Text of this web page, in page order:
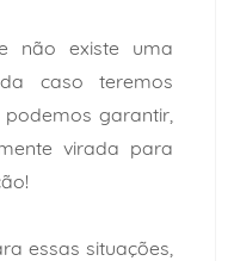
não existe uma
caso teremos
podemos garantir,
virada para
essas situações,